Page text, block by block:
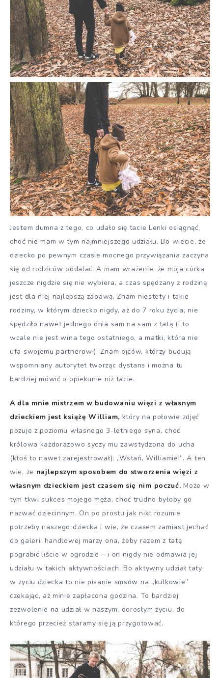
Jestem dumna z tego, co udało się tacie Lenki osiągnąć,
choć nie mam w tym najmniejszego udziału. Bo wiecie, że
dziecko po pewnym czasie mocnego przywiązania zaczyna
się od rodziców oddalać. A mam wrażenie, że moja córka
jeszcze nigdzie się nie wybiera, a czas spędzany z rodziną
jest dla niej najlepszą zabawą. Znam niestety i takie
rodziny, w którym dziecko nigdy, aż do 7 roku życia, nie
spędziło nawet jednego dnia sam na sam z tatą (i to
wcale nie jest wina tego ostatniego, a matki, która nie
ufa swojemu partnerowi). Znam ojców, którzy budują
wspomniany autorytet tworząc dystans i można tu
bardziej mówić o opiekunie niż tacie.
A dla mnie mistrzem w budowaniu więzi z własnym
dzieckiem jest książę William, który na połowie zdjęć
pozuje z poziomu własnego 3-letniego syna, choć
królowa każdorazowo syczy mu zawstydzona do ucha
(ktoś to nawet zarejestrował): „Wstań, Williamie!”. A ten
wie, że najlepszym sposobem do stworzenia więzi z
własnym dzieckiem jest czasem się nim poczuć. Może w
tym tkwi sukces mojego męża, choć trudno byłoby go
nazwać dziecinnym. On po prostu jak nikt rozumie
potrzeby naszego dziecka i wie, że czasem zamiast jechać
do galerii handlowej marzy ona, żeby razem z tatą
pograbić liście w ogrodzie – i on nigdy nie odmawia jej
udziału w takich aktywnościach. Bo aktywny udział taty
w życiu dziecka to nie pisanie smsów na „kulkowie”
czekając, aż minie zapłacona godzina. To bardziej
zezwolenie na udział w naszym, dorosłym życiu, do
którego przecież staramy się ją przygotować.